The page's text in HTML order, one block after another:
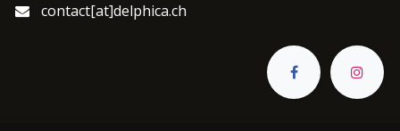
contact[at]delphica.ch